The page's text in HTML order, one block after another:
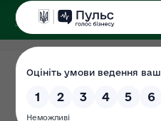
20.02.2019
Новина
проведено